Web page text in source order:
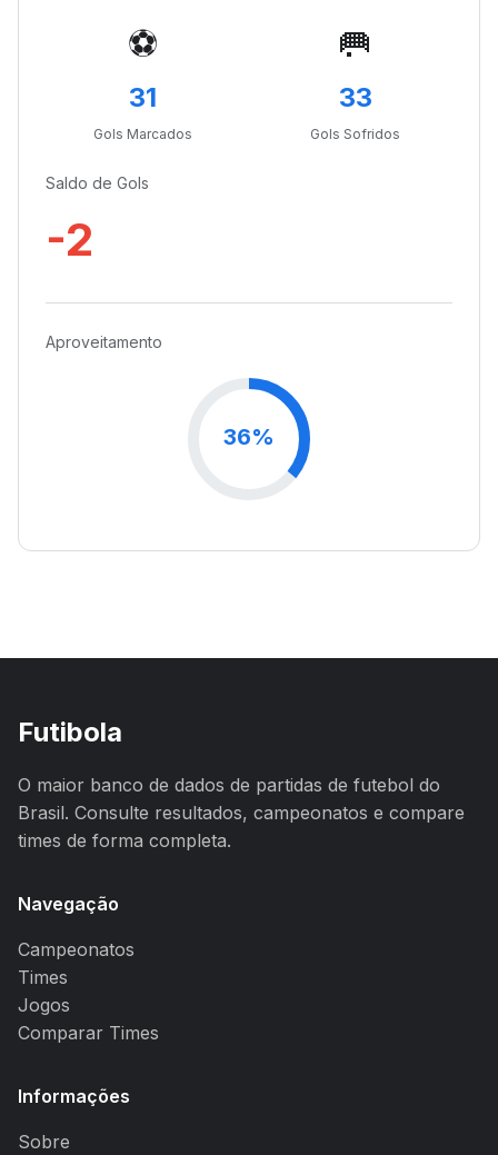
⚽
31
Gols Marcados
🥅
33
Gols Sofridos
Saldo de Gols
-2
Aproveitamento
36%
Futibola
O maior banco de dados de partidas de futebol do
Brasil. Consulte resultados, campeonatos e compare
times de forma completa.
Navegação
Campeonatos
Times
Jogos
Comparar Times
Informações
Sobre